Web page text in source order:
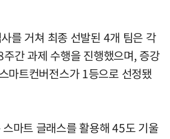
를 거쳐 최종 선발된 4개 팀은 각
간 과제 수행을 진행했으며, 증강
마트컨버전스가 1등으로 선정됐
마트 글래스를 활용해 45도 기울